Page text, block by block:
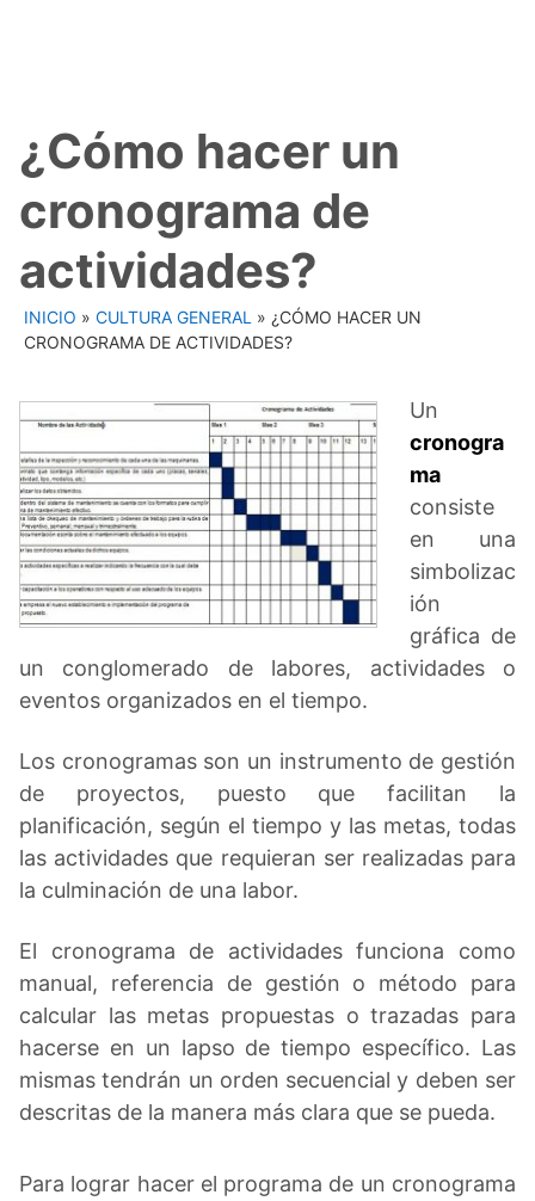
¿Cómo hacer un
cronograma de
actividades?
INICIO » CULTURA GENERAL » ¿CÓMO HACER UN
CRONOGRAMA DE ACTIVIDADES?
Un
cronogra
ma
consiste
en una
simbolizac
ión
gráfica de
un conglomerado de labores, actividades o
eventos organizados en el tiempo.
Los cronogramas son un instrumento de gestión
de proyectos, puesto que facilitan la
planificación, según el tiempo y las metas, todas
las actividades que requieran ser realizadas para
la culminación de una labor.
El cronograma de actividades funciona como
manual, referencia de gestión o método para
calcular las metas propuestas o trazadas para
hacerse en un lapso de tiempo específico. Las
mismas tendrán un orden secuencial y deben ser
descritas de la manera más clara que se pueda.
Para lograr hacer el programa de un cronograma